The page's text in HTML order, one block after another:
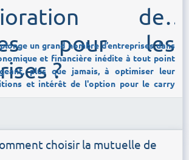
des
pour les
?
un grand nombre d’entreprises dans
et financière inédite à tout point
plus que jamais, à optimiser leur
et intérêt de l'option pour le carry
Lefebvre Avocats.
où l’incertitude se mêle à l’inconnu, une
sûre : beaucoup de sociétés vont
cette année.choisir la mutuelle de